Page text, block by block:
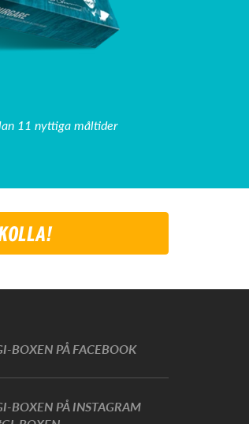
11 nyttiga måltider
BOXEN PÅ FACEBOOK
BOXEN PÅ INSTAGRAM